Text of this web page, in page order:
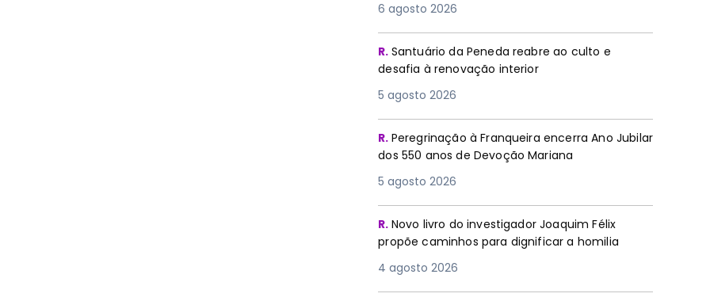
6 agosto 2026
R. Santuário da Peneda reabre ao culto e
desafia à renovação interior
5 agosto 2026
R. Peregrinação à Franqueira encerra Ano Jubilar
dos 550 anos de Devoção Mariana
5 agosto 2026
R. Novo livro do investigador Joaquim Félix
propõe caminhos para dignificar a homilia
4 agosto 2026